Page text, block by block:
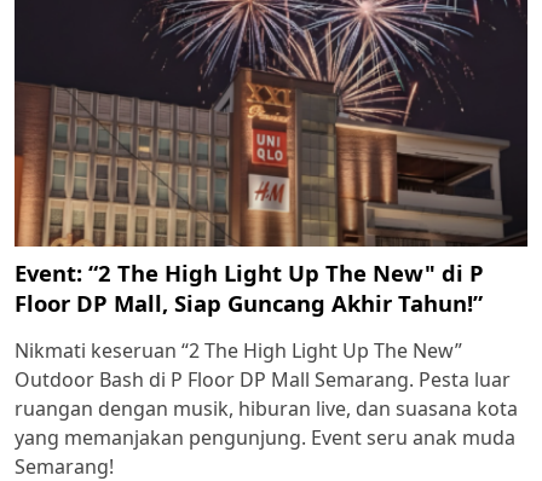
Event: “2 The High Light Up The New" di P
Floor DP Mall, Siap Guncang Akhir Tahun!”
Nikmati keseruan “2 The High Light Up The New”
Outdoor Bash di P Floor DP Mall Semarang. Pesta luar
ruangan dengan musik, hiburan live, dan suasana kota
yang memanjakan pengunjung. Event seru anak muda
Semarang!